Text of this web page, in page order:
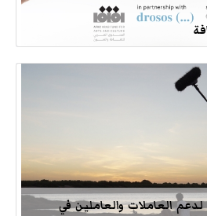
برنامج آفاق -Netflix لدعم العاملات والعاملين في